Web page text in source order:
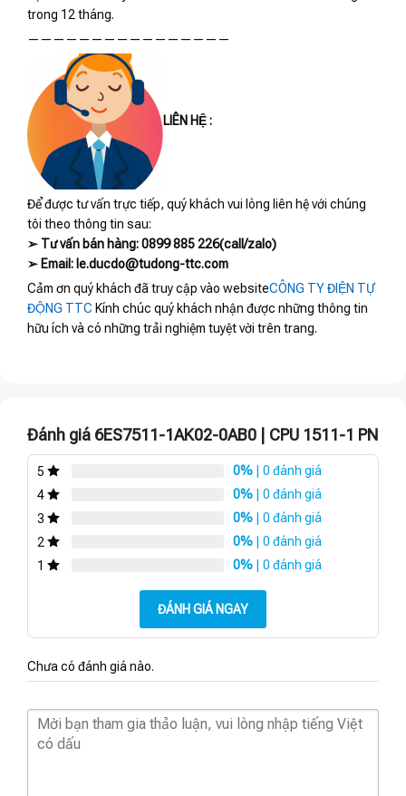
trong 12 tháng.
————————————————
LIÊN HỆ :
Để được tư vấn trực tiếp, quý khách vui lòng liên hệ với chúng
tôi theo thông tin sau:
➢ Tư vấn bán hàng: 0899 885 226(call/zalo)
➢ Email: le.ducdo@tudong-ttc.com
Cảm ơn quý khách đã truy cập vào websiteCÔNG TY ĐIỆN TỰ
ĐỘNG TTC Kính chúc quý khách nhận được những thông tin
hữu ích và có những trải nghiệm tuyệt vời trên trang.
Đánh giá 6ES7511-1AK02-0AB0 | CPU 1511-1 PN
5 0% | 0 đánh giá
4
0% | 0 đánh giá
3
0% | 0 đánh giá
2
0% | 0 đánh giá
1
0% | 0 đánh giá
ĐÁNH GIÁ NGAY
Chưa có đánh giá nào.